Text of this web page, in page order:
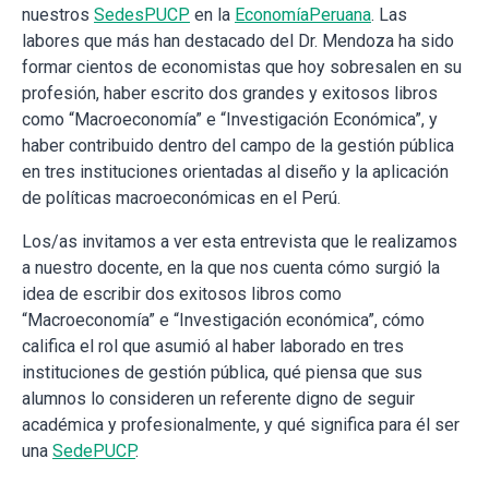
nuestros SedesPUCP en la EconomíaPeruana. Las
labores que más han destacado del Dr. Mendoza ha sido
formar cientos de economistas que hoy sobresalen en su
profesión, haber escrito dos grandes y exitosos libros
como “Macroeconomía” e “Investigación Económica”, y
haber contribuido dentro del campo de la gestión pública
en tres instituciones orientadas al diseño y la aplicación
de políticas macroeconómicas en el Perú.
Los/as invitamos a ver esta entrevista que le realizamos
a nuestro docente, en la que nos cuenta cómo surgió la
idea de escribir dos exitosos libros como
“Macroeconomía” e “Investigación económica”, cómo
califica el rol que asumió al haber laborado en tres
instituciones de gestión pública, qué piensa que sus
alumnos lo consideren un referente digno de seguir
académica y profesionalmente, y qué significa para él ser
una SedePUCP.